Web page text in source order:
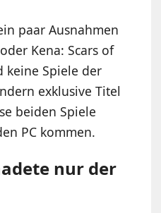
paar Ausnahmen
Kena: Scars of
keine Spiele der
exklusive Titel
beiden Spiele
PC kommen.
nur der